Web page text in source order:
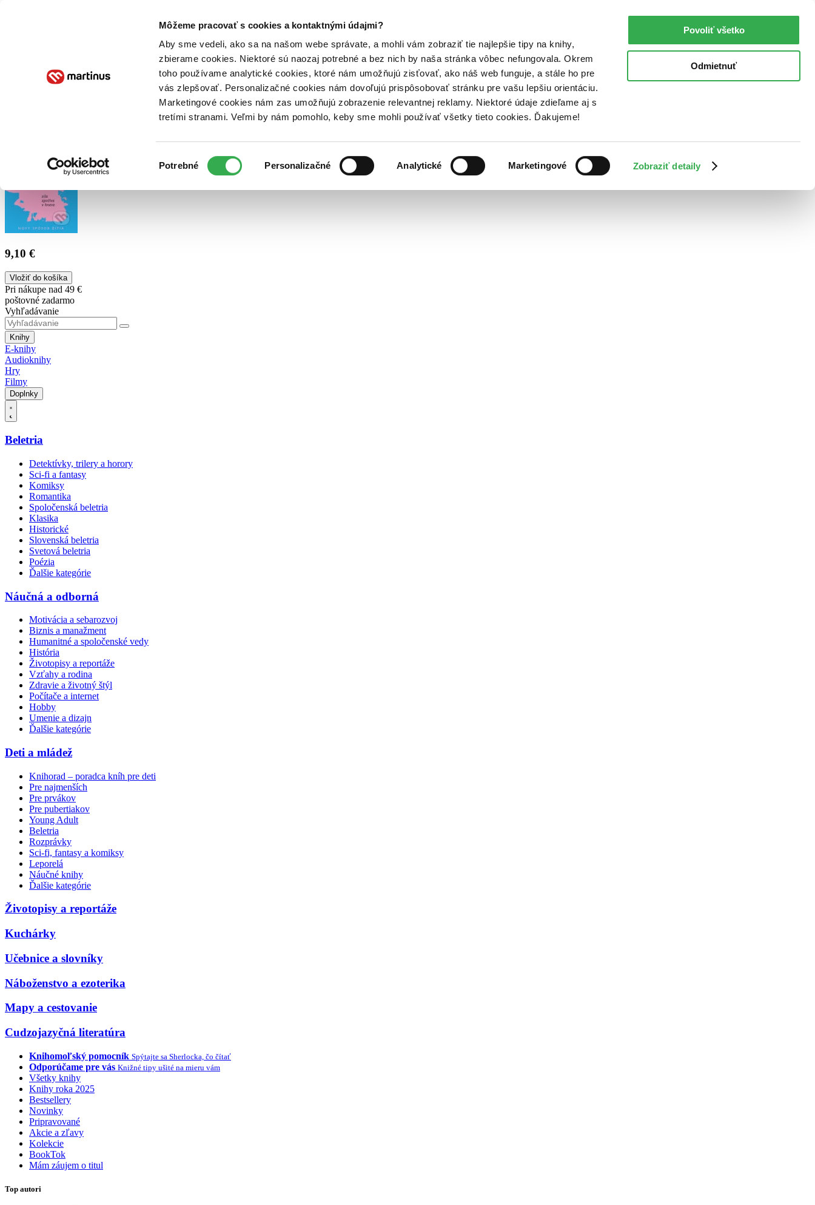
Môžeme pracovať s cookies a kontaktnými údajmi?
Aby sme vedeli, ako sa na našom webe správate, a mohli vám zobraziť tie najlepšie tipy na knihy,
zbierame cookies. Niektoré sú naozaj potrebné a bez nich by naša stránka vôbec nefungovala. Okrem
toho používame analytické cookies, ktoré nám umožňujú zisťovať, ako náš web funguje, a stále ho pre
vás zlepšovať. Personalizačné cookies nám dovoľujú prispôsobovať stránku pre vašu lepšiu orientáciu.
Marketingové cookies nám zas umožňujú zobrazenie relevantnej reklamy. Niektoré údaje zdieľame aj s
tretími stranami. Veľmi by nám pomohlo, keby sme mohli používať všetky tieto cookies. Ďakujeme!
súhlasu
Potrebné Personalizačné Analytické Marketingové Zobraziť detaily
Povoliť všetko
Odmietnuť
Poukážky Kontakt
9,10 €
Vložiť do košíka
Pri nákupe nad 49 €
poštovné zadarmo
Vyhľadávanie
Knihy
E-knihy
Audioknihy
Hry
Filmy
Doplnky
Beletria
Detektívky, trilery a horory
Sci-fi a fantasy
Komiksy
Romantika
Spoločenská beletria
Klasika
Historické
Slovenská beletria
Svetová beletria
Poézia
Ďalšie kategórie
Náučná a odborná
Motivácia a sebarozvoj
Biznis a manažment
Humanitné a spoločenské vedy
História
Životopisy a reportáže
Vzťahy a rodina
Zdravie a životný štýl
Počítače a internet
Hobby
Umenie a dizajn
Ďalšie kategórie
Deti a mládež
Knihorad – poradca kníh pre deti
Pre najmenších
Pre prvákov
Pre pubertiakov
Young Adult
Beletria
Rozprávky
Sci-fi, fantasy a komiksy
Leporelá
Náučné knihy
Ďalšie kategórie
Životopisy a reportáže
Kuchárky
Učebnice a slovníky
Náboženstvo a ezoterika
Mapy a cestovanie
Cudzojazyčná literatúra
Knihomoľský pomocník Spýtajte sa Sherlocka, čo čítať
Odporúčame pre vás Knižné tipy ušité na mieru vám
Všetky knihy
Knihy roka 2025
Bestsellery
Novinky
Pripravované
Akcie a zľavy
Kolekcie
BookTok
Mám záujem o titul
Top autori